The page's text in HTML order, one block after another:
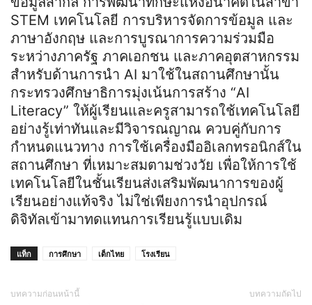
STEM เทคโนโลยี การบริหารจัดการข้อมูล และ
ภาษาอังกฤษ และการบูรณาการความร่วมมือ
ระหว่างภาครัฐ ภาคเอกชน และภาคอุตสาหกรรม
สำหรับด้านการนำ AI มาใช้ในสถานศึกษานั้น
กระทรวงศึกษาธิการมุ่งเน้นการสร้าง “AI
Literacy” ให้ผู้เรียนและครูสามารถใช้เทคโนโลยี
อย่างรู้เท่าทันและมีวิจารณญาณ ควบคู่กับการ
กำหนดแนวทาง การใช้เครื่องมืออิเลกทรอนิกส์ใน
สถานศึกษา ที่เหมาะสมตามช่วงวัย เพื่อให้การใช้
เทคโนโลยีในชั้นเรียนส่งเสริมพัฒนาการของผู้
เรียนอย่างแท้จริง ไม่ใช่เพียงการนำอุปกรณ์
ดิจิทัลเข้ามาทดแทนการเรียนรู้แบบเดิม
แท็ก การศึกษา เด็กไทย โรงเรียน
บทความก่อนหน้านี้ บทความถัดไป